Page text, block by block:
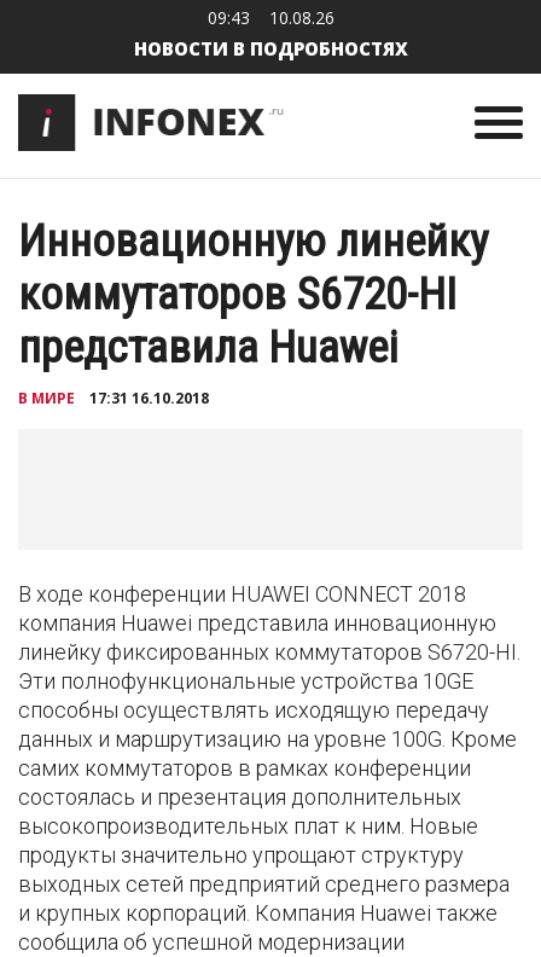
09:43 10.08.26
НОВОСТИ В ПОДРОБНОСТЯХ
Инновационную линейку
коммутаторов S6720-HI
представила Huawei
В МИРЕ 17:31 16.10.2018
В ходе конференции HUAWEI CONNECT 2018
компания Huawei представила инновационную
линейку фиксированных коммутаторов S6720-HI.
Эти полнофункциональные устройства 10GE
способны осуществлять исходящую передачу
данных и маршрутизацию на уровне 100G. Кроме
самих коммутаторов в рамках конференции
состоялась и презентация дополнительных
высокопроизводительных плат к ним. Новые
продукты значительно упрощают структуру
выходных сетей предприятий среднего размера
и крупных корпораций. Компания Huawei также
сообщила об успешной модернизации